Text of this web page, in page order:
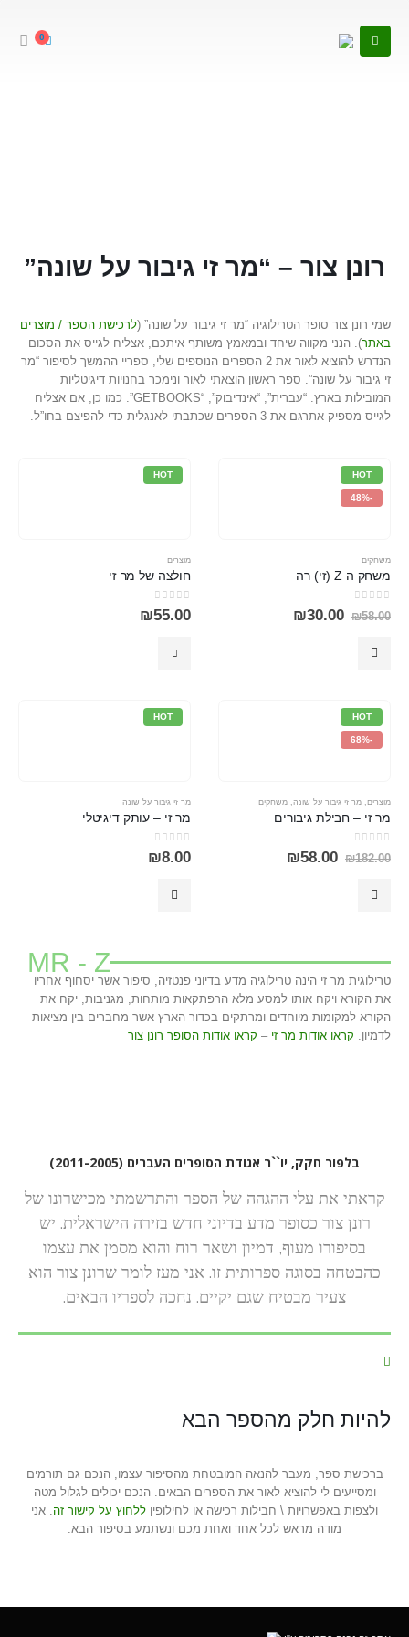
0
רונן צור – “מר זי גיבור על שונה”
שמי רונן צור סופר הטרילוגיה “מר זי גיבור על שונה” (לרכישת הספר / מוצרים
באתר). הנני מקווה שיחד ובמאמץ משותף איתכם, אצליח לגייס את הסכום
הנדרש להוציא לאור את 2 הספרים הנוספים שלי, ספריי ההמשך לסיפור “מר
זי גיבור על שונה”. ספר ראשון הוצאתי לאור ונימכר בחנויות דיגיטליות
המובילות בארץ: “עברית”, “אינדיבוק”, “GETBOOKS”. כמו כן, אם אצליח
לגייס מספיק אתרגם את 3 הספרים שכתבתי לאנגלית כדי להפיצם בחו”ל.
HOT
-48%
משחקים
משחק ה Z (זי) רה
0
out of 5
₪58.00
₪30.00
HOT
מוצרים
חולצה של מר זי
0
out of 5
₪55.00
HOT
-68%
מוצרים, מר זי גיבור על שונה, משחקים
מר זי – חבילת גיבורים
0
out of 5
₪182.00
₪58.00
HOT
מר זי גיבור על שונה
מר זי – עותק דיגיטלי
0
out of 5
₪8.00
MR - Z
טרילוגית מר זי הינה טרילוגיה מדע בדיוני פנטזיה, סיפור אשר יסחוף אחריו
את הקורא ויקח אותו למסע מלא הרפתקאות מותחות, מגניבות, יקח את
הקורא למקומות מיוחדים ומרתקים בכדור הארץ אשר מחברים בין מציאות
לדמיון. קראו אודות מר זי – קראו אודות הסופר רונן צור
בלפור חקק, יו``ר אגודת הסופרים העברים (2011-2005)
קראתי את עלי ההגהה של הספר והתרשמתי מכישרונו של
רונן צור כסופר מדע בדיוני חדש בזירה הישראלית. יש
בסיפורו מעוף, דמיון ושאר רוח והוא מסמן את עצמו
כהבטחה בסוגה ספרותית זו. אני מעז לומר שרונן צור הוא
צעיר מבטיח שגם יקיים. נחכה לספריו הבאים.
להיות חלק מהספר הבא
ברכישת ספר, מעבר להנאה המובטחת מהסיפור עצמו, הנכם גם תורמים
ומסייעים לי להוציא לאור את הספרים הבאים. הנכם יכולים לגלול מטה
ולצפות באפשרויות \ חבילות רכישה או לחילופין ללחוץ על קישור זה. אני
מודה מראש לכל אחד ואחת מכם ונשתמע בסיפור הבא.